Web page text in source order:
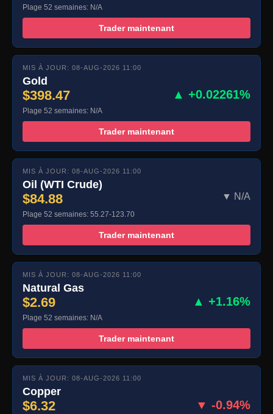
Plage 52 semaines: N/A
Trader maintenant
MIS À JOUR: 08-AUG-2026 11:00
Gold
$398.47 ▲ +0.02261%
Plage 52 semaines: N/A
Trader maintenant
MIS À JOUR: 08-AUG-2026 11:00
Oil (WTI Crude)
$84.88 ▼ N/A
Plage 52 semaines: 55.27-123.70
Trader maintenant
MIS À JOUR: 08-AUG-2026 11:00
Natural Gas
$2.69 ▲ +1.16%
Plage 52 semaines: N/A
Trader maintenant
MIS À JOUR: 08-AUG-2026 11:00
Copper
$6.32 ▼ -0.94%